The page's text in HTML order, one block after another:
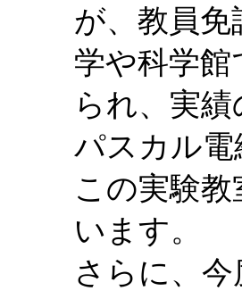
が、教員
学や科学
られ、実
パスカル
この実験
います。
さらに、